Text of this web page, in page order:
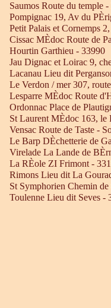
Saumos Route du temple
Pompignac 19, Av du
Petit Palais et Cornemps
Cissac MÈdoc Route de
Hourtin Garthieu - 33990
Jau Dignac et Loirac 9,
Lacanau Lieu dit
Le Verdon / mer 307,
Lesparre MÈdoc Route
Ordonnac Place de
St Laurent MÈdoc 163, le
Vensac Route de Taste -
Le Barp DÈchetterie de
Virelade La Lande de
La RÈole ZI Frimont -
Rimons Lieu dit La
St Symphorien Chemin
Toulenne Lieu dit Seves -